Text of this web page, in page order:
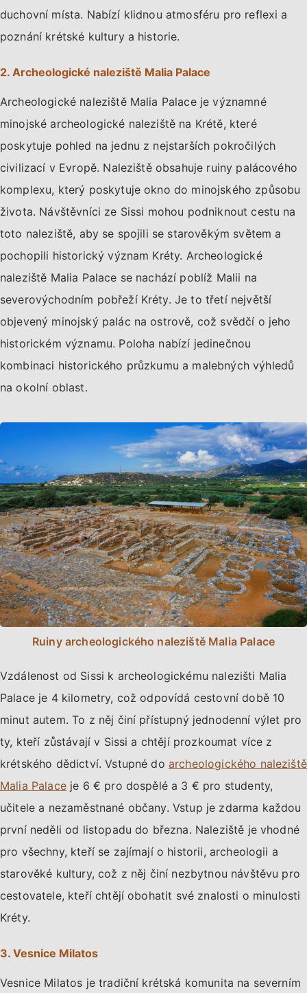
duchovní místa. Nabízí klidnou atmosféru pro reflexi a
poznání krétské kultury a historie.
2. Archeologické naleziště Malia Palace
Archeologické naleziště Malia Palace je významné
minojské archeologické naleziště na Krétě, které
poskytuje pohled na jednu z nejstarších pokročilých
civilizací v Evropě. Naleziště obsahuje ruiny palácového
komplexu, který poskytuje okno do minojského způsobu
života. Návštěvníci ze Sissi mohou podniknout cestu na
toto naleziště, aby se spojili se starověkým světem a
pochopili historický význam Kréty. Archeologické
naleziště Malia Palace se nachází poblíž Malii na
severovýchodním pobřeží Kréty. Je to třetí největší
objevený minojský palác na ostrově, což svědčí o jeho
historickém významu. Poloha nabízí jedinečnou
kombinaci historického průzkumu a malebných výhledů
na okolní oblast.
Ruiny archeologického naleziště Malia Palace
Vzdálenost od Sissi k archeologickému nalezišti Malia
Palace je 4 kilometry, což odpovídá cestovní době 10
minut autem. To z něj činí přístupný jednodenní výlet pro
ty, kteří zůstávají v Sissi a chtějí prozkoumat více z
krétského dědictví. Vstupné do archeologického naleziště
Malia Palaceje 6 € pro dospělé a 3 € pro studenty,
učitele a nezaměstnané občany. Vstup je zdarma každou
první neděli od listopadu do března. Naleziště je vhodné
pro všechny, kteří se zajímají o historii, archeologii a
starověké kultury, což z něj činí nezbytnou návštěvu pro
cestovatele, kteří chtějí obohatit své znalosti o minulosti
Kréty.
3. Vesnice Milatos
Vesnice Milatos je tradiční krétská komunita na severním